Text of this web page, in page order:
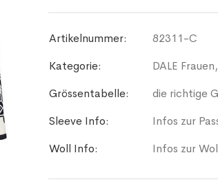
Artikelnummer:
82311-C
Kategorie:
DALE Frauen,
Grössentabelle:
die richtige
Sleeve Info:
Infos zur
Woll Info:
Infos zur